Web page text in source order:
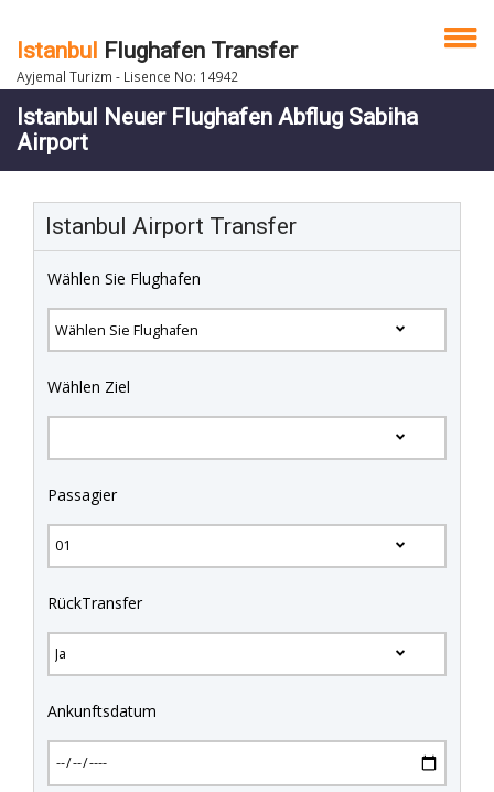
Istanbul Flughafen Transfer
Ayjemal Turizm - Lisence No: 14942
Istanbul Neuer Flughafen Abflug Sabiha
Airport
Istanbul Airport Transfer
Wählen Sie Flughafen
Wählen Ziel
Passagier
RückTransfer
Ankunftsdatum